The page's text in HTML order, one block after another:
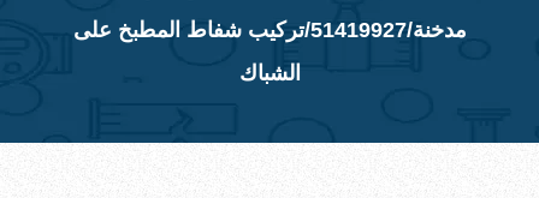
مدخنة/51419927/تركيب شفاط المطبخ على
الشباك